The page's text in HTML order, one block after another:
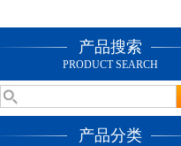
产品搜索
PRODUCT SEARCH
产品分类